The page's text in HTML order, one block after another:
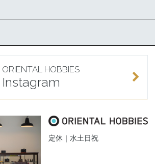
ORIENTAL HOBBIES
Instagram
定休｜水土日祝